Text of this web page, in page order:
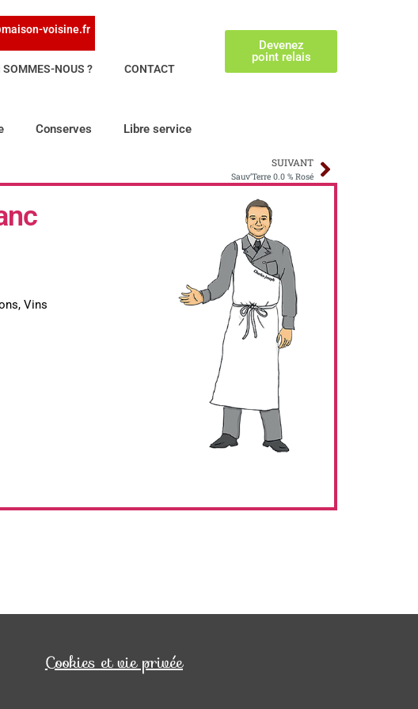
voisine.fr
SOMMES-NOUS ? CONTACT
Devenez
point relais
Conserves Libre service
SUIVANT
Sauv’Terre 0.0 % Rosé
,Vins
Cookies et vie privée